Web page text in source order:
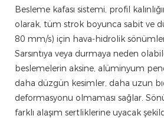
Besleme kafası sistemi, profil
olarak, tüm strok boyunca sabit ve
80 mm/s) için hava-hidrolik
Sarsıntıya veya durmaya neden
beslemelerin aksine, alüminyum
daha düzgün kesimler, daha uzun
deformasyonu olmaması sağlar.
farklı alaşım sertliklerine uyacak